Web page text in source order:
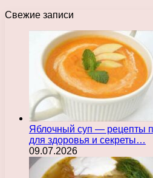
Свежие записи
Яблочный суп — рецепты
для здоровья и секреты…
09.07.2026